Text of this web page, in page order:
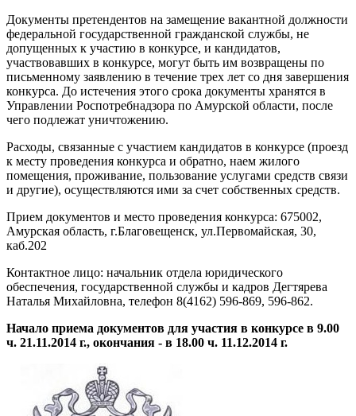
Документы претендентов на замещение вакантной должности
федеральной государственной гражданской службы, не
допущенных к участию в конкурсе, и кандидатов,
участвовавших в конкурсе, могут быть им возвращены по
письменному заявлению в течение трех лет со дня завершения
конкурса. До истечения этого срока документы хранятся в
Управлении Роспотребнадзора по Амурской области, после
чего подлежат уничтожению.
Расходы, связанные с участием кандидатов в конкурсе (проезд
к месту проведения конкурса и обратно, наем жилого
помещения, проживание, пользование услугами средств связи
и другие), осуществляются ими за счет собственных средств.
Прием документов и место проведения конкурса: 675002,
Амурская область, г.Благовещенск, ул.Первомайская, 30,
каб.202
Контактное лицо: начальник отдела юридического
обеспечения, государственной службы и кадров Дегтярева
Наталья Михайловна, телефон 8(4162) 596-869, 596-862.
Начало приема документов для участия в конкурсе в 9.00
ч. 21.11.2014 г., окончания - в 18.00 ч. 11.12.2014 г.